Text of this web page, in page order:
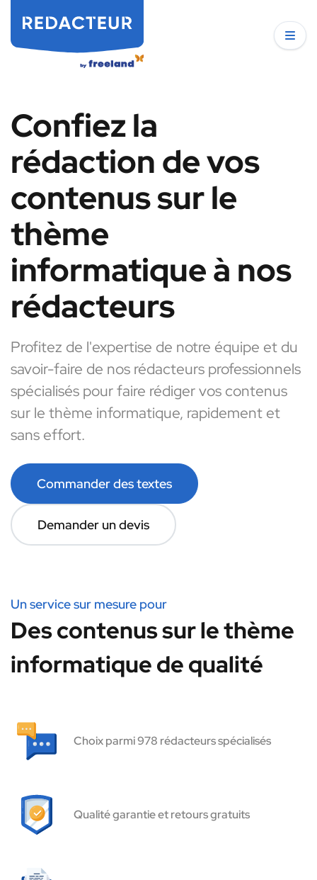
Confiez la
rédaction de vos
contenus sur le
thème
informatique à nos
rédacteurs
Profitez de l'expertise de notre équipe et du
savoir-faire de nos rédacteurs professionnels
spécialisés pour faire rédiger vos contenus
sur le thème informatique, rapidement et
sans effort.
Commander des textes
Demander un devis
Un service sur mesure pour
Des contenus sur le thème
informatique de qualité
Choix parmi 978 rédacteurs spécialisés
Qualité garantie et retours gratuits